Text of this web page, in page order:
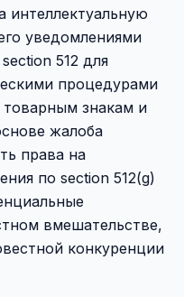
интеллектуальную
уведомлениями
512 для
процедурами
товарным знакам и
жалоба
права на
по section 512(g)
вмешательстве,
конкуренции